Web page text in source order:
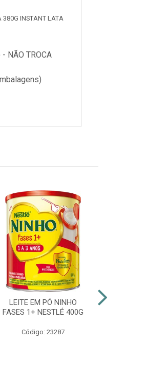
380G INSTANT LATA
NÃO TROCA
LEITE EM PÓ NINHO
FASES 1+ NESTLÉ 400G
Código: 23287